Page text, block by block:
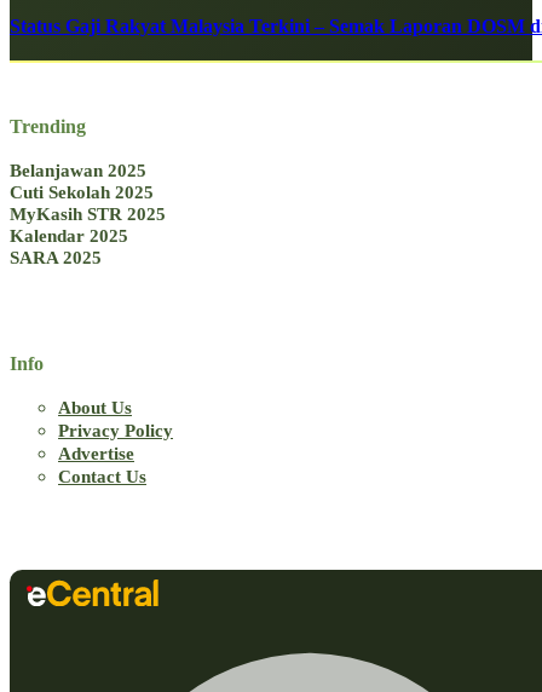
Status Gaji Rakyat Malaysia Terkini – Semak Laporan DOSM
Trending
Belanjawan 2025
Cuti Sekolah 2025
MyKasih STR 2025
Kalendar 2025
SARA 2025
Info
About Us
Privacy Policy
Advertise
Contact Us